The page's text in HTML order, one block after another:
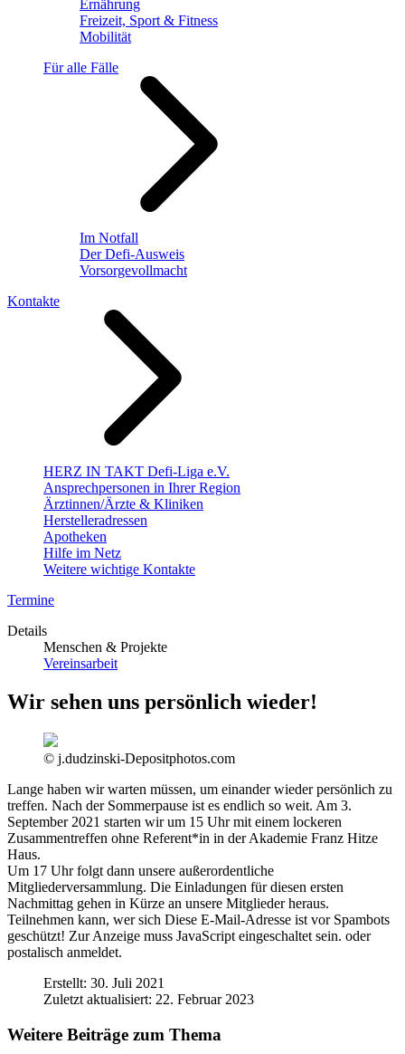
Ernährung
Freizeit, Sport & Fitness
Mobilität
Für alle Fälle
Im Notfall
Der Defi-Ausweis
Vorsorgevollmacht
Kontakte
HERZ IN TAKT Defi-Liga e.V.
Ansprechpersonen in Ihrer Region
Ärztinnen/Ärzte & Kliniken
Herstelleradressen
Apotheken
Hilfe im Netz
Weitere wichtige Kontakte
Termine
Details
Menschen & Projekte
Vereinsarbeit
Wir sehen uns persönlich wieder!
© j.dudzinski-Depositphotos.com
Lange haben wir warten müssen, um einander wieder persönlich zu
treffen. Nach der Sommerpause ist es endlich so weit. Am 3.
September 2021 starten wir um 15 Uhr mit einem lockeren
Zusammentreffen ohne Referent*in in der Akademie Franz Hitze
Haus.
Um 17 Uhr folgt dann unsere außerordentliche
Mitgliederversammlung. Die Einladungen für diesen ersten
Nachmittag gehen in Kürze an unsere Mitglieder heraus.
Teilnehmen kann, wer sich Diese E-Mail-Adresse ist vor Spambots
geschützt! Zur Anzeige muss JavaScript eingeschaltet sein. oder
postalisch anmeldet.
Erstellt: 30. Juli 2021
Zuletzt aktualisiert: 22. Februar 2023
Weitere Beiträge zum Thema